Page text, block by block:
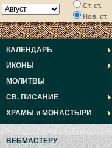
Ст. ст.
Нов. ст.
КАЛЕНДАРЬ
ИКОНЫ
МОЛИТВЫ
СВ. ПИСАНИЕ
ХРАМЫ и МОНАСТЫРИ
ВЕБМАСТЕРУ